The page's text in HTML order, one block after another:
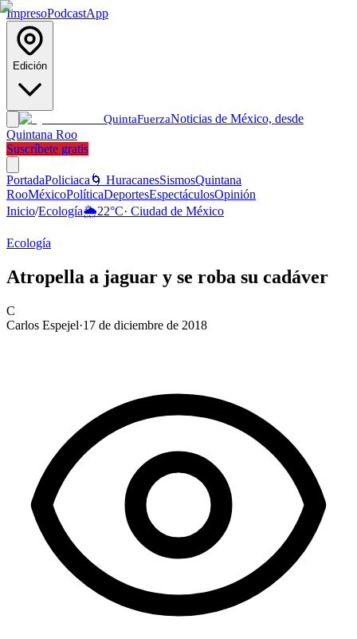
ImpresoPodcastApp
Edición
QuintaFuerzaNoticias de México, desde
Quintana Roo
Suscríbete gratis
PortadaPoliciaca 🌀 HuracanesSismosQuintana
RooMéxicoPolíticaDeportesEspectáculosOpinión
Inicio/Ecología🌦️22°C· Ciudad de México
Ecología
Atropella a jaguar y se roba su cadáver
C
Carlos Espejel·17 de diciembre de 2018